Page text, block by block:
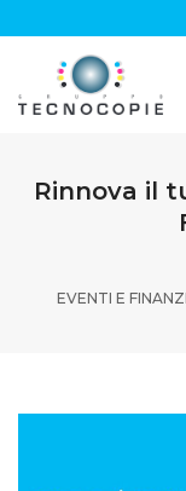
Rinnova il
EVENTI E